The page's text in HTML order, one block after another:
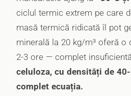
ciclul termic extrem pe care
masă termică ridicată îl pot
minerală la 20 kg/m³ oferă o
2-3 ore — complet
celuloza, cu densități de
complet ecuația.